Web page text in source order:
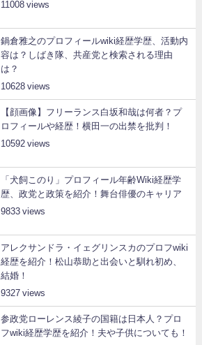
11008
鍋倉雅之のプロフィールwiki経歴学歴、活動内
容は？しばき隊、共産党と検索される理由
は？
10628
【顔画像】フリーランス白坂和哉は何者？プ
ロフィールや経歴！横田一の出禁を批判！
10592
「犬飼このり」プロフィール年齢Wiki経歴学
歴、政党と政策を紹介！舞台俳優のキャリア
9833
アレクサンドラ・イェグリンスカのプロフwiki
経歴を紹介！松山恭助と出会いと馴れ初め、
結婚！
9327
参政党ローレンス綾子の国籍は日本人？プロ
フwiki経歴学歴を紹介！夫や子供についても！